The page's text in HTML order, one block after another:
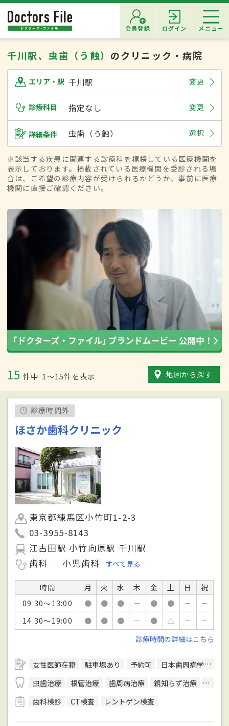
会員登録 ログイン メニュー
千川駅、虫歯（う蝕） のクリニック・病院
エリア・駅 千川駅 変更
診療科目 指定なし 変更
詳細条件 虫歯（う蝕） 選択
※該当する疾患に関連する診療科を標榜している医療機関を
表示しております。掲載されている医療機関を受診される場
合は、ご希望の診療内容が受けられるかどうか、事前に医療
機関に直接ご確認ください。
15 件中 1〜15件を表示 地図から探す
診療時間外
ほさか歯科クリニック
東京都練馬区小竹町1-2-3
03-3955-8143
江古田駅 小竹向原駅 千川駅
歯科
小児歯科 すべて見る
時間 月 火 水 木 金 土 日
祝
09:30～13:00
● ● ● － ● ● －
－
14:30～19:00
● ● ● － ● △ －
－
診療時間の詳細はこちら
女性医師在籍 駐車場あり 予約可
日本歯周病学会歯周病専門医
虫歯治療
根管治療 歯周病治療 親知らず治療
顎関
歯科検診
CT検査 レントゲン検査